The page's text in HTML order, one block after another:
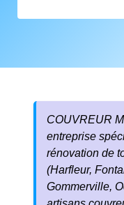
COUVREUR
entreprise
rénovation de
(Harfleur,
Gommerville,